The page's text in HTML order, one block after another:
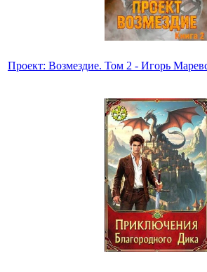
Проект: Возмездие. Том 2 - Игорь